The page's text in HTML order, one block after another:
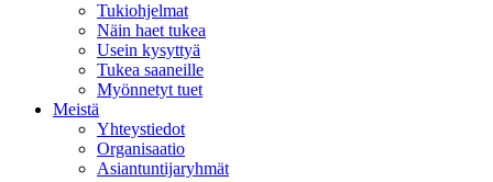
Tukiohjelmat
Näin haet tukea
Usein kysyttyä
Tukea saaneille
Myönnetyt tuet
Meistä
Yhteystiedot
Organisaatio
Asiantuntijaryhmät